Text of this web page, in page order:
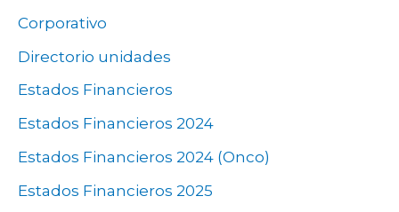
Corporativo
Directorio unidades
Estados Financieros
Estados Financieros 2024
Estados Financieros 2024 (Onco)
Estados Financieros 2025